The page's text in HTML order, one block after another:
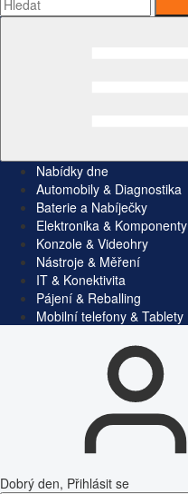
Nabídky dne
Automobily & Diagnostika
Baterie a Nabíječky
Elektronika & Komponenty
Konzole & Videohry
Nástroje & Měření
IT & Konektivita
Pájení & Reballing
Mobilní telefony & Tablety
Dobrý den, Přihlásit se